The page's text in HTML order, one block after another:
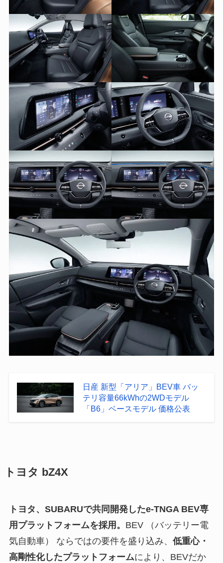
日産 新型「アリア」BEV車 バッ
テリ容量66kWhの2WDモデル
「B6」ベースモデル 価格公表
トヨタ bZ4X
トヨタ、SUBARUで共同開発したe-TNGA BEV専
用プラットフォームを採用。 BEV （バッテリー電
気自動車） ならではの要件を盛り込み、 低重心・
高剛性化したプラットフォームにより、BEVだか